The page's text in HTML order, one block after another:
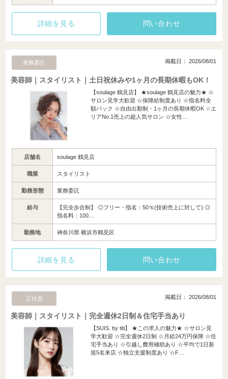
詳細を見る 問い合わせ
業務委託 掲載日： 2026/08/01
美容師｜スタイリスト｜土日祝休みや1ヶ月の長期休暇もOK！
【soulage 鶴見店】 ★soulage 鶴見店の魅力★ ☆
サロン見学大歓迎 ☆保障給制度あり ☆指名料全
額バック ☆自由出勤制・1ヶ月の長期休暇OK ☆エ
リアNo.1売上の超人気サロン ☆女性…
店舗名 soulage 鶴見店
職業 スタイリスト
勤務形態 業務委託
給与
【完全歩合制】 ◎フリー・指名：50％(技術売上に対して) ◎
指名料：100…
勤務地 神奈川県 横浜市鶴見区
詳細を見る 問い合わせ
正社員 掲載日： 2026/08/01
美容師｜スタイリスト｜完全週休2日制＆住宅手当あり
【SUIS. by titi】 ★この求人の魅力★ ☆サロン見
学大歓迎 ☆完全週休2日制 ☆月給24万円保障 ☆住
宅手当あり ☆引越し費用補助あり ☆平均で1日新
規5名来店 ☆独立支援制度あり ☆F…